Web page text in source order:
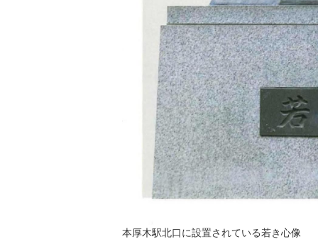
本厚木駅北口に設置されている若き心像